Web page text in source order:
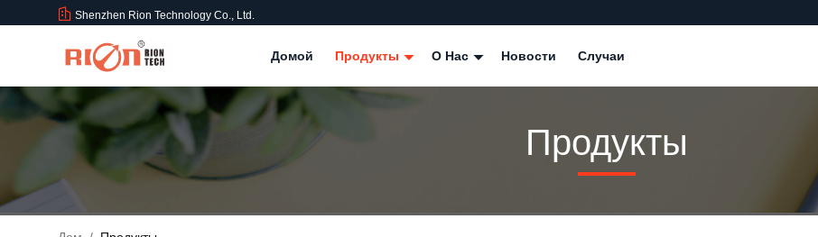
Shenzhen Rion Technology Co., Ltd.
Домой Продукты О Нас Новости Случаи
Продукты